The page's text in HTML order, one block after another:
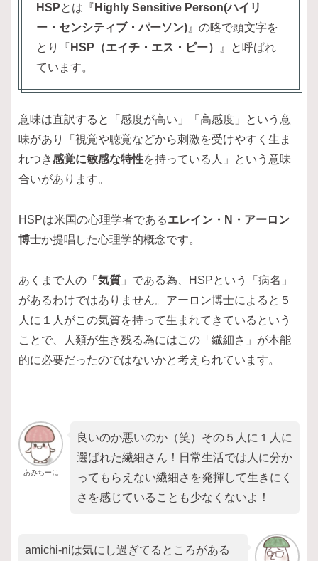
HSPとは『 Highly Sensitive Person(ハイリ
ー・センシティブ・パーソン) 』の略で頭文字を
とり『 HSP（エイチ・エス・ピー）
』と呼ばれ
ています。
意味は直訳すると「感度が高い」「高感度」という意
味があり「視覚や聴覚などから刺激を受けやすく生ま
れつき感覚に敏感な特性を持っている人」という意味
合いがあります。
HSPは米国の心理学者であるエレイン・N・アーロン
博士か提唱した心理学的概念です。
あくまで人の「 気質 」である為、HSPという「病名」
があるわけではありません。アーロン博士によると５
人に１人がこの気質を持って生まれてきているという
ことで、人類が生き残る為にはこの「繊細さ」が本能
的に必要だったのではないかと考えられています。
あみちーに
良いのか悪いのか（笑）その５人に１人に
選ばれた繊細さん！日常生活では人に分か
ってもらえない繊細さを発揮して生きにく
さを感じていることも少なくないよ！
amichi-niは気にし過ぎてるところがある